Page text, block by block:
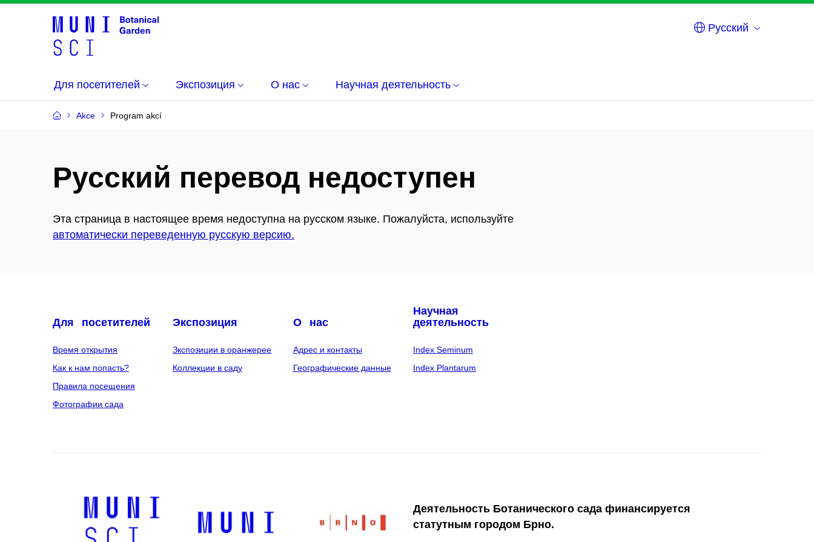
Русский
Для посетителей Экспозиция О нас Научная деятельность
Akce Program akcí
Русский перевод недоступен
Эта страница в настоящее время недоступна на русском языке. Пожалуйста, используйте
автоматически переведенную русскую версию.
Для посетителей
Время открытия
Как к нам попасть?
Правила посещения
Фотографии сада
Экспозиция
Зкспозиции в оранжерее
Коллекции в саду
О нас
Адрес и контакты
Географические данные
Научная
деятельность
Index Seminum
Index Plantarum
Деятельность Ботанического сада финансируется
статутным городом Брно.